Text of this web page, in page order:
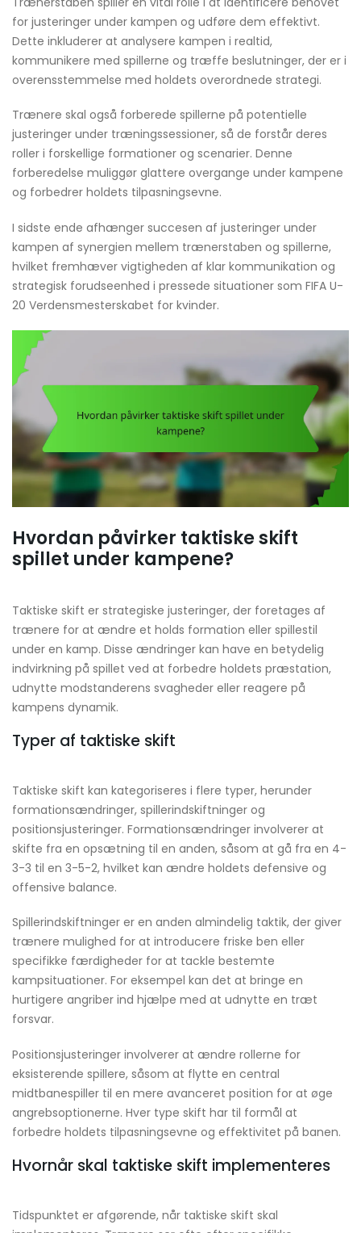
for justeringer under kampen og udføre dem effektivt.
Dette inkluderer at analysere kampen i realtid,
kommunikere med spillerne og træffe beslutninger, der er i
overensstemmelse med holdets overordnede strategi.
Trænere skal også forberede spillerne på potentielle
justeringer under træningssessioner, så de forstår deres
roller i forskellige formationer og scenarier. Denne
forberedelse muliggør glattere overgange under kampene
og forbedrer holdets tilpasningsevne.
I sidste ende afhænger succesen af justeringer under
kampen af synergien mellem trænerstaben og spillerne,
hvilket fremhæver vigtigheden af klar kommunikation og
strategisk forudseenhed i pressede situationer som FIFA U-
20 Verdensmesterskabet for kvinder.
Hvordan påvirker taktiske skift
spillet under kampene?
Taktiske skift er strategiske justeringer, der foretages af
trænere for at ændre et holds formation eller spillestil
under en kamp. Disse ændringer kan have en betydelig
indvirkning på spillet ved at forbedre holdets præstation,
udnytte modstanderens svagheder eller reagere på
kampens dynamik.
Typer af taktiske skift
Taktiske skift kan kategoriseres i flere typer, herunder
formationsændringer, spillerindskiftninger og
positionsjusteringer. Formationsændringer involverer at
skifte fra en opsætning til en anden, såsom at gå fra en 4-
3-3 til en 3-5-2, hvilket kan ændre holdets defensive og
offensive balance.
Spillerindskiftninger er en anden almindelig taktik, der giver
trænere mulighed for at introducere friske ben eller
specifikke færdigheder for at tackle bestemte
kampsituationer. For eksempel kan det at bringe en
hurtigere angriber ind hjælpe med at udnytte en træt
forsvar.
Positionsjusteringer involverer at ændre rollerne for
eksisterende spillere, såsom at flytte en central
midtbanespiller til en mere avanceret position for at øge
angrebsoptionerne. Hver type skift har til formål at
forbedre holdets tilpasningsevne og effektivitet på banen.
Hvornår skal taktiske skift implementeres
Tidspunktet er afgørende, når taktiske skift skal